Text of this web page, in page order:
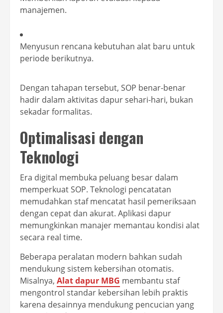
manajemen.
Menyusun rencana kebutuhan alat baru untuk
periode berikutnya.
Dengan tahapan tersebut, SOP benar-benar
hadir dalam aktivitas dapur sehari-hari, bukan
sekadar formalitas.
Optimalisasi dengan
Teknologi
Era digital membuka peluang besar dalam
memperkuat SOP. Teknologi pencatatan
memudahkan staf mencatat hasil pemeriksaan
dengan cepat dan akurat. Aplikasi dapur
memungkinkan manajer memantau kondisi alat
secara real time.
Beberapa peralatan modern bahkan sudah
mendukung sistem kebersihan otomatis.
Misalnya, Alat dapur MBG membantu staf
mengontrol standar kebersihan lebih praktis
karena desainnya mendukung pencucian yang